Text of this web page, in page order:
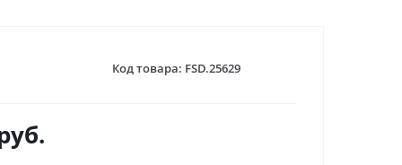
Код товара: FSD.25629